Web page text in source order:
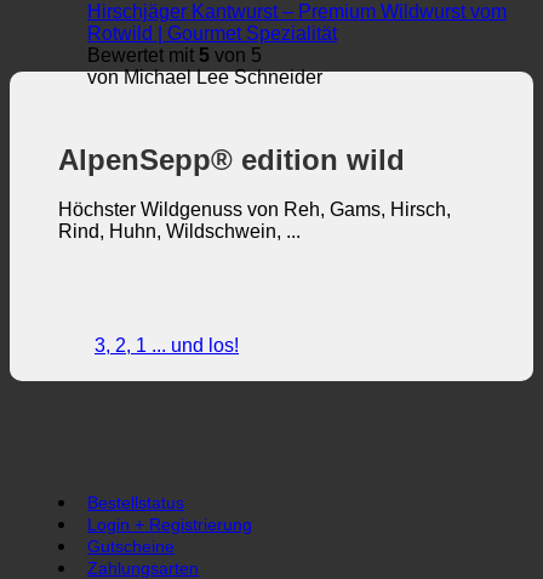
Hirschjäger Kantwurst – Premium Wildwurst vom
Rotwild | Gourmet Spezialität
Bewertet mit 5 von 5
von Michael Lee Schneider
AlpenSepp® edition wild
Höchster Wildgenuss von Reh, Gams, Hirsch,
Rind, Huhn, Wildschwein, ...
3, 2, 1 ... und los!
Bestellstatus
Login + Registrierung
Gutscheine
Zahlungsarten